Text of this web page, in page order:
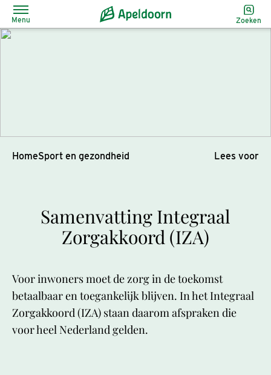
Menu Zoeken
HomeSport en gezondheid Lees voor
Samenvatting Integraal
Zorgakkoord (IZA)
Voor inwoners moet de zorg in de toekomst
betaalbaar en toegankelijk blijven. In het Integraal
Zorgakkoord (IZA) staan daarom afspraken die
voor heel Nederland gelden.